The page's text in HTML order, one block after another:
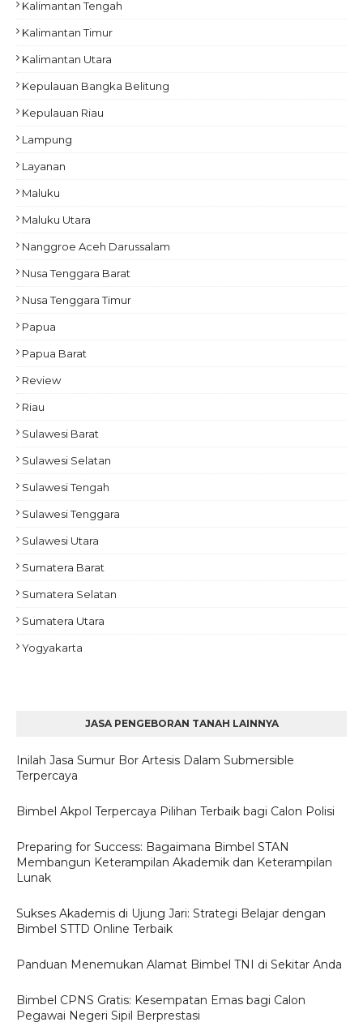
Kalimantan Tengah
Kalimantan Timur
Kalimantan Utara
Kepulauan Bangka Belitung
Kepulauan Riau
Lampung
Layanan
Maluku
Maluku Utara
Nanggroe Aceh Darussalam
Nusa Tenggara Barat
Nusa Tenggara Timur
Papua
Papua Barat
Review
Riau
Sulawesi Barat
Sulawesi Selatan
Sulawesi Tengah
Sulawesi Tenggara
Sulawesi Utara
Sumatera Barat
Sumatera Selatan
Sumatera Utara
Yogyakarta
JASA PENGEBORAN TANAH LAINNYA
Inilah Jasa Sumur Bor Artesis Dalam Submersible
Terpercaya
Bimbel Akpol Terpercaya Pilihan Terbaik bagi Calon Polisi
Preparing for Success: Bagaimana Bimbel STAN
Membangun Keterampilan Akademik dan Keterampilan
Lunak
Sukses Akademis di Ujung Jari: Strategi Belajar dengan
Bimbel STTD Online Terbaik
Panduan Menemukan Alamat Bimbel TNI di Sekitar Anda
Bimbel CPNS Gratis: Kesempatan Emas bagi Calon
Pegawai Negeri Sipil Berprestasi